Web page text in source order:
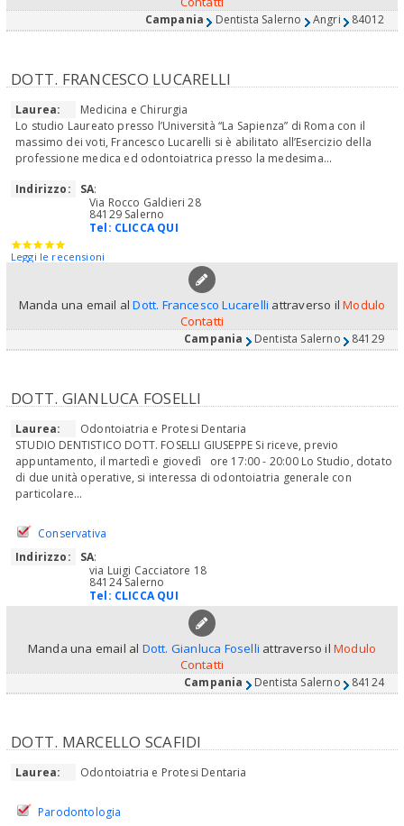
Campania Dentista Salerno Angri 84012
DOTT. FRANCESCO LUCARELLI
Laurea:
Medicina e Chirurgia
Lo studio Laureato presso l’Università “La Sapienza” di Roma con il
massimo dei voti, Francesco Lucarelli si è abilitato all’Esercizio della
professione medica ed odontoiatrica presso la medesima...
Indirizzo:
SA:
Via Rocco Galdieri 28
84129 Salerno
Tel: CLICCA QUI
Leggi le recensioni
Manda una email alDott. Francesco Lucarelli attraverso ilModulo
Contatti
Campania Dentista Salerno 84129
DOTT. GIANLUCA FOSELLI
Laurea:
Odontoiatria e Protesi Dentaria
STUDIO DENTISTICO DOTT. FOSELLI GIUSEPPE Si riceve, previo
appuntamento, il martedì e giovedì ore 17:00 - 20:00 Lo Studio, dotato
di due unità operative, si interessa di odontoiatria generale con
particolare...
Conservativa
Indirizzo:
SA:
via Luigi Cacciatore 18
84124 Salerno
Tel: CLICCA QUI
Manda una email al Dott. Gianluca Foselli attraverso il Modulo
Contatti
Campania Dentista Salerno 84124
DOTT. MARCELLO SCAFIDI
Laurea: Odontoiatria e Protesi Dentaria
Parodontologia